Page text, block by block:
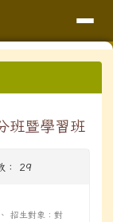
網
班暨學習班
： 29
招生對象：對